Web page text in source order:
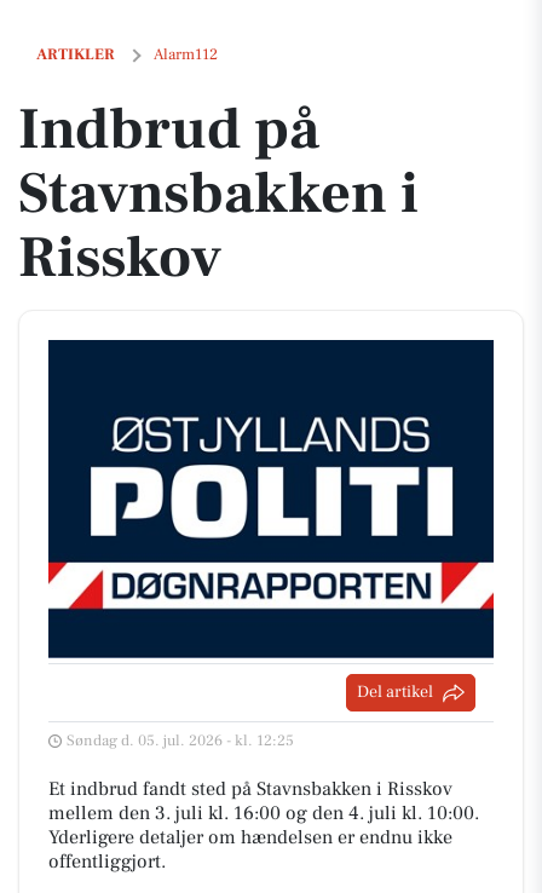
ARTIKLER Alarm112
Indbrud på Stavnsbakken i Risskov
Indbrud på
Stavnsbakken i
Risskov
Del artikel
Søndag d. 05. jul. 2026 - kl. 12:25
Et indbrud fandt sted på Stavnsbakken i Risskov
mellem den 3. juli kl. 16:00 og den 4. juli kl. 10:00.
Yderligere detaljer om hændelsen er endnu ikke
offentliggjort.